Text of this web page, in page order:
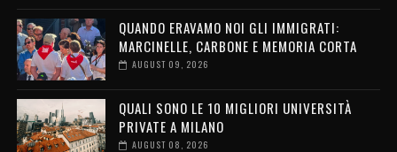
QUANDO ERAVAMO NOI GLI IMMIGRATI:
MARCINELLE, CARBONE E MEMORIA CORTA
AUGUST 09, 2026
QUALI SONO LE 10 MIGLIORI UNIVERSITÀ
PRIVATE A MILANO
AUGUST 08, 2026